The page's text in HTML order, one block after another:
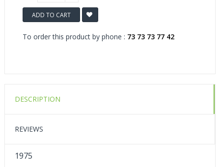
ADD TO CART
To order this product by phone : 73 73 73 77 42
DESCRIPTION
REVIEWS
1975